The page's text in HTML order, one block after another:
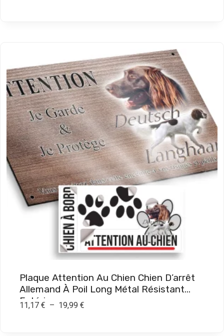
d
e
p
r
i
x
:
,
0
€
à
1
,
9
0
Plaque Attention Au Chien Chien D’arrêt
Allemand À Poil Long Métal Résistant
Extérieur
11,17 € – 19,99 €P